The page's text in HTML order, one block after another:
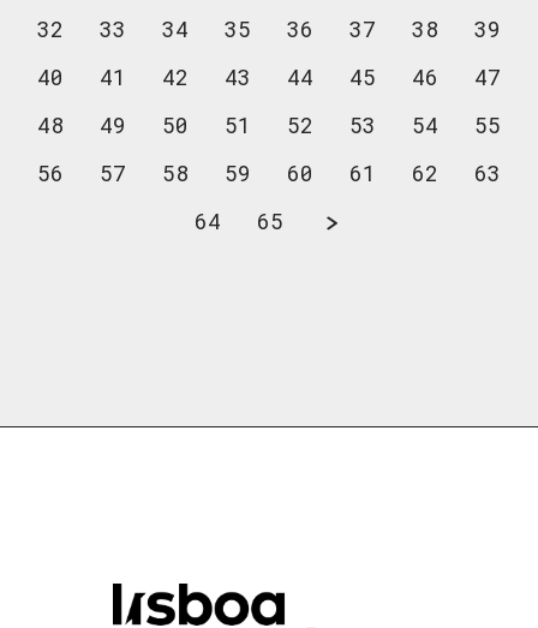
32
33 34 35 36 37 38
39
40
41 42 43 44 45 46
47
48
49 50 51 52 53 54
55
56
57 58 59 60 61 62
63
64
65